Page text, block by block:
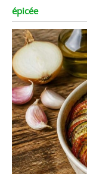
épicée